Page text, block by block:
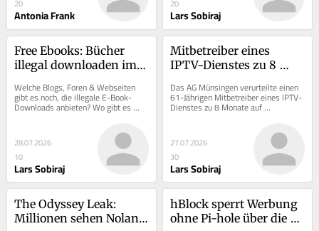
20
Antonia Frank
20
Lars Sobiraj
Free Ebooks: Bücher
illegal downloaden im
Welche Blogs, Foren & Webseiten
gibt es noch, die illegale E-Book-
Downloads anbieten? Wo gibt es
noch free Ebooks? Und wer ist
28.07.2026
10
Lars Sobiraj
Mitbetreiber eines
IPTV-Dienstes zu 8
Bewährung verurteilt
Das AG Münsingen verurteilte einen
61-Jährigen Mitbetreiber eines IPTV-
Dienstes zu 8 Monate auf
27.07.2026
30
Lars Sobiraj
The Odyssey Leak:
Millionen sehen Nolans
hBlock sperrt Werbung
ohne Pi-hole über die